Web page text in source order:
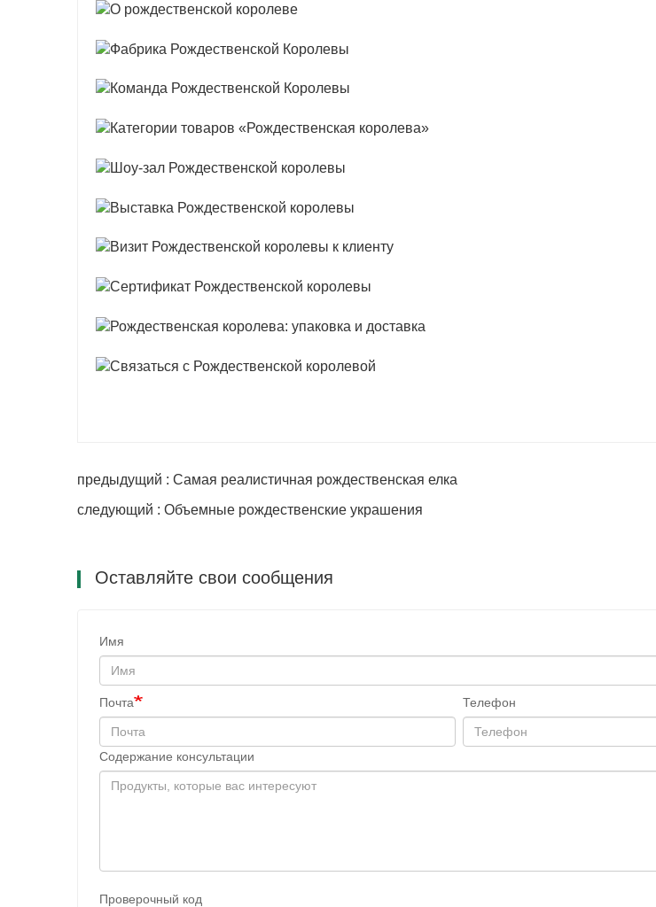
предыдущий : Самая реалистичная рождественская елка
следующий : Объемные рождественские украшения
Оставляйте свои сообщения
Имя
Почта Телефон
Содержание консультации
Проверочный код